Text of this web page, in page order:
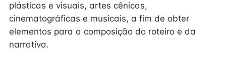
plásticas e visuais, artes cênicas,
cinematográficas e musicais, a fim de obter
elementos para a composição do roteiro e da
narrativa.